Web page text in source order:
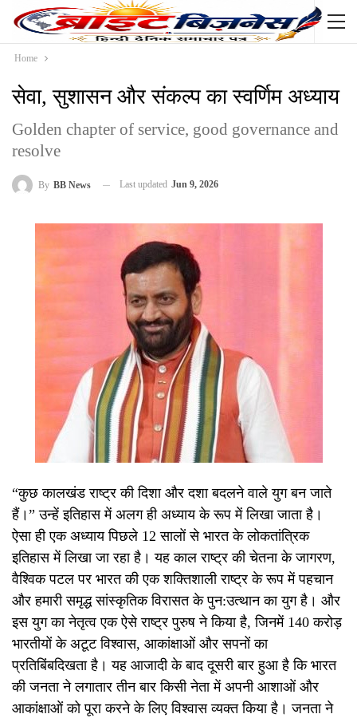
Home
सेवा, सुशासन और संकल्प का स्वर्णिम अध्याय
Golden chapter of service, good governance and
resolve
By BB News Last updated Jun 9, 2026
“कुछ कालखंड राष्ट्र की दिशा और दशा बदलने वाले युग बन जाते
हैं।” उन्हें इतिहास में अलग ही अध्याय के रूप में लिखा जाता है।
ऐसा ही एक अध्याय पिछले 12 सालों से भारत के लोकतांत्रिक
इतिहास में लिखा जा रहा है। यह काल राष्ट्र की चेतना के जागरण,
वैश्विक पटल पर भारत की एक शक्तिशाली राष्ट्र के रूप में पहचान
और हमारी समृद्ध सांस्कृतिक विरासत के पुन:उत्थान का युग है। और
इस युग का नेतृत्व एक ऐसे राष्ट्र पुरुष ने किया है, जिनमें 140करोड़
भारतीयों के अटूट विश्वास, आकांक्षाओं और सपनों का
प्रतिबिंबदिखताहै। यह आजादी के बाद दूसरी बार हुआ है कि भारत
की जनता ने लगातार तीन बार किसी नेता में अपनी आशाओं और
आकांक्षाओं को पूरा करने के लिए विश्वास व्यक्त किया है।जनता ने